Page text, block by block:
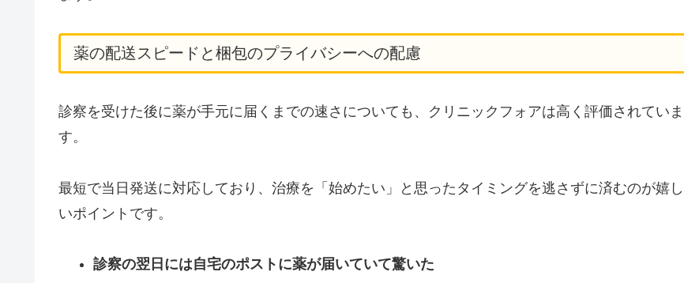
薬の配送スピードと梱包のプライバシーへの配慮
診察を受けた後に薬が手元に届くまでの速さについても、クリニックフォアは高く評価されていま
す。
最短で当日発送に対応しており、治療を「始めたい」と思ったタイミングを逃さずに済むのが嬉し
いポイントです。
診察の翌日には自宅のポストに薬が届いていて驚いた